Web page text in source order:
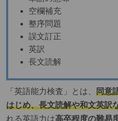
空欄補充
整序問題
誤文訂正
英訳
長文読解
「英語能力検査」とは、 同意
はじめ、長文読解や和文英訳
れる英語力は高卒程度の難易